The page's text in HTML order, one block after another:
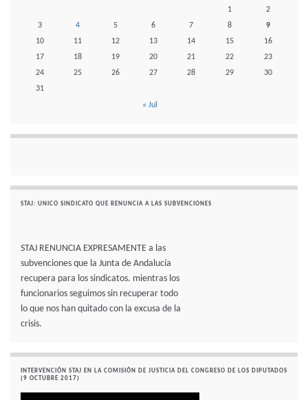
1
2
3
4 5 6 7 8
9
10
11 12 13 14 15
16
17
18 19 20 21 22
23
24
25 26 27 28 29
30
31
« Jul
STAJ: UNICO SINDICATO QUE RENUNCIA A LAS SUBVENCIONES
STAJ RENUNCIA EXPRESAMENTE a las
subvenciones que la Junta de Andalucía
recupera para los sindicatos. mientras los
funcionarios seguimos sin recuperar todo
lo que nos han quitado con la excusa de la
crisis.
INTERVENCIÓN STAJ EN LA COMISIÓN DE JUSTICIA DEL CONGRESO DE LOS DIPUTADOS
(9 OCTUBRE 2017)